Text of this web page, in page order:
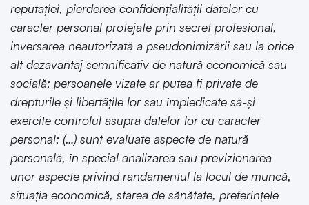
reputaţiei, pierderea confidenţialităţii datelor cu
caracter personal protejate prin secret profesional,
inversarea neautorizată a pseudonimizării sau la orice
alt dezavantaj semnificativ de natură economică sau
socială; persoanele vizate ar putea fi private de
drepturile şi libertăţile lor sau împiedicate să-şi
exercite controlul asupra datelor lor cu caracter
personal; (…) sunt evaluate aspecte de natură
personală, în special analizarea sau previzionarea
unor aspecte privind randamentul la locul de muncă,
situaţia economică, starea de sănătate, preferinţele